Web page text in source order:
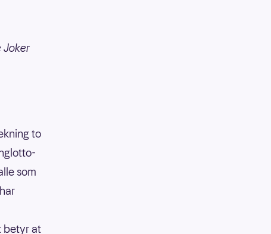
Joker
to
som
betyr at